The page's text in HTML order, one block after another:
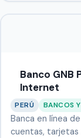
Banco GNB
Internet
PERÚ BANCOS
Banca en línea
cuentas, tarjetas